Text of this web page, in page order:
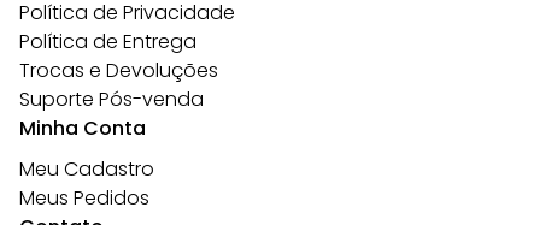
Política de Privacidade
Política de Entrega
Trocas e Devoluções
Suporte Pós-venda
Minha Conta
Meu Cadastro
Meus Pedidos